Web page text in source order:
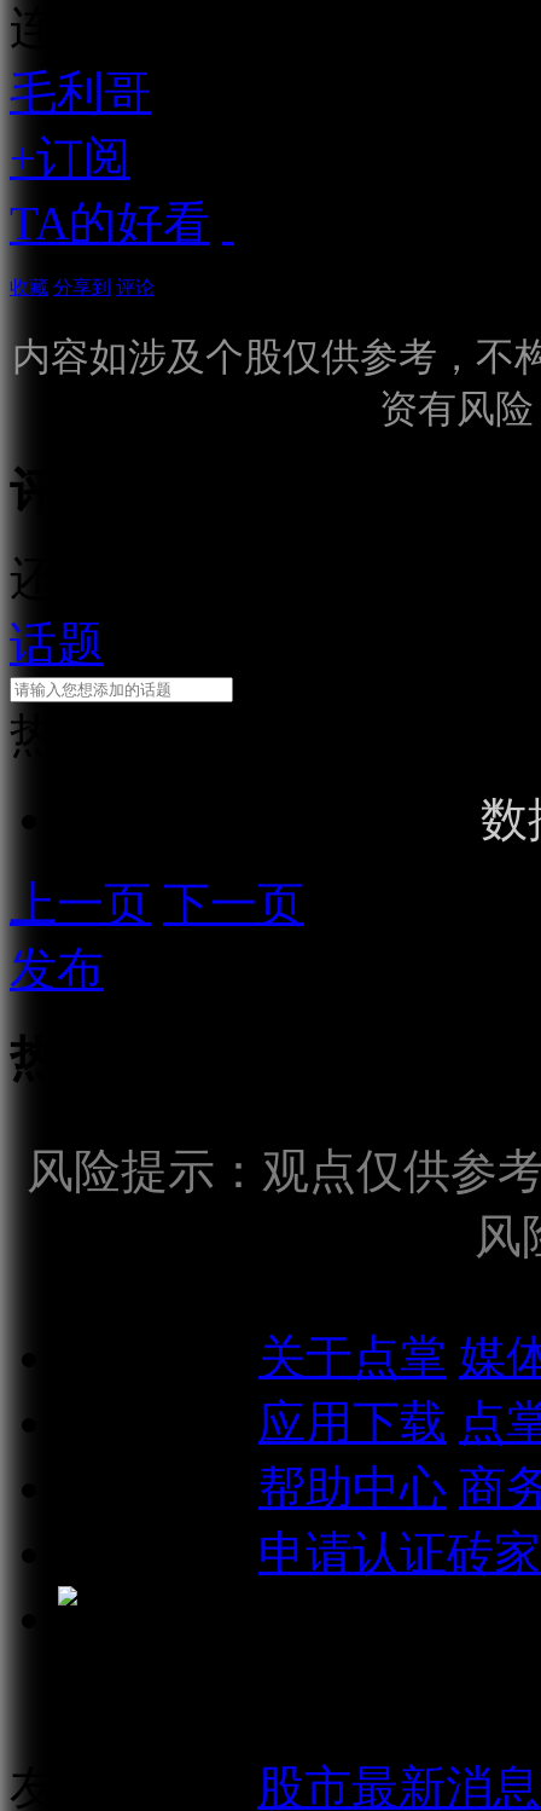
连续播放
毛利哥
+订阅
TA的好看
收藏 分享到 评论
内容如涉及个股仅供参考，不
资有风
评论
还需输入10个字
话题
热门话题
数
上一页 下一页
发布
热点话题
风险提示：观点仅供参
风
关于点掌 媒
应用下载 点
帮助中心 商
申请认证砖家
友情链接：
股市最新消息